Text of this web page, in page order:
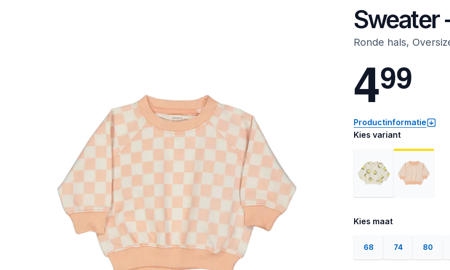
Sweater
Ronde hals,
499
Productinformatie
Kies variant
Kies maat
68 74 80